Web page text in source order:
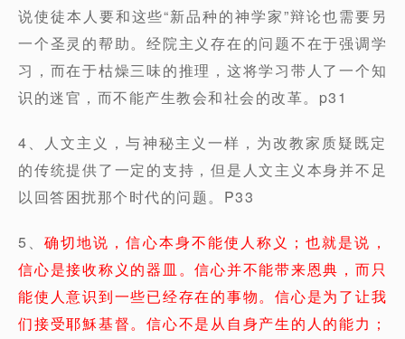
说使徒本人要和这些“新品种的神学家”辩论也需要另
一个圣灵的帮助。经院主义存在的问题不在于强调学
习，而在于枯燥三味的推理，这将学习带人了一个知
识的迷官，而不能产生教会和社会的改革。p31
4、人文主义，与神秘主义一样，为改教家质疑既定
的传统提供了一定的支持，但是人文主义本身并不足
以回答困扰那个时代的问题。P33
5、确切地说，信心本身不能使人称义；也就是说，
信心是接收称义的器皿。信心并不能带来恩典，而只
能使人意识到一些已经存在的事物。信心是为了让我
们接受耶穌基督。信心不是从自身产生的人的能力；